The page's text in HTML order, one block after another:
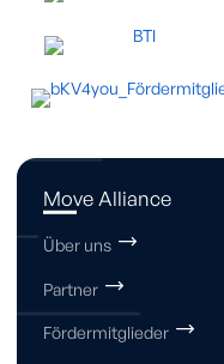
Move Alliance
Über uns
Partner
Fördermitglieder